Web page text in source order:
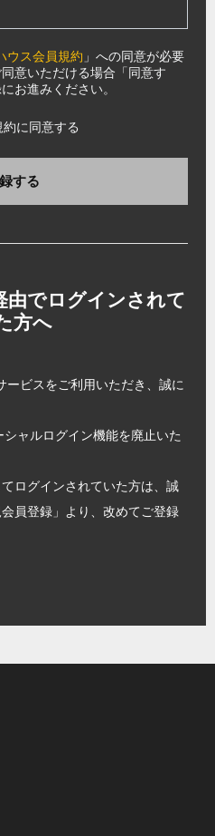
ウス会員規約 」への同意が必要
意いただける場合「同意す
お進みください。
に同意する
する
でログインされて
方へ
ービスをご利用いただき、誠に
ャルログイン機能を廃止いた
ログインされていた方は、誠
員登録」より、改めてご登録